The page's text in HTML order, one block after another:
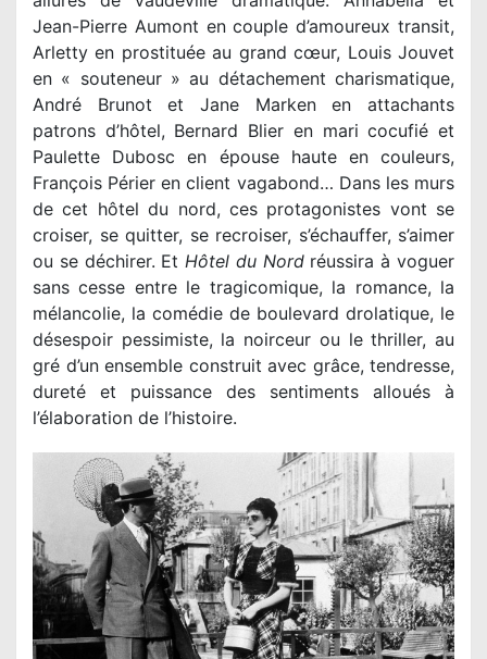
Jean-Pierre Aumont en couple d’amoureux transit,
Arletty en prostituée au grand cœur, Louis Jouvet
en « souteneur » au détachement charismatique,
André Brunot et Jane Marken en attachants
patrons d’hôtel, Bernard Blier en mari cocufié et
Paulette Dubosc en épouse haute en couleurs,
François Périer en client vagabond… Dans les murs
de cet hôtel du nord, ces protagonistes vont se
croiser, se quitter, se recroiser, s’échauffer, s’aimer
ou se déchirer. EtHôtel du Nordréussira à voguer
sans cesse entre le tragicomique, la romance, la
mélancolie, la comédie de boulevard drolatique, le
désespoir pessimiste, la noirceur ou le thriller, au
gré d’un ensemble construit avec grâce, tendresse,
dureté et puissance des sentiments alloués à
l’élaboration de l’histoire.